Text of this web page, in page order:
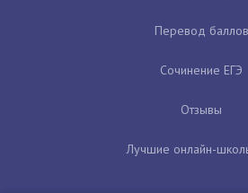
Перевод баллов
Сочинение ЕГЭ
Отзывы
Лучшие онлайн-